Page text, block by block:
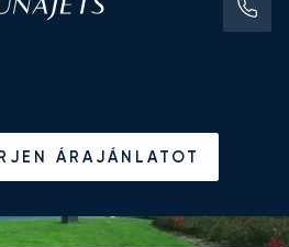
ÁRAJÁNLATOT